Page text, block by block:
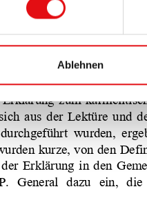
Ablehnen